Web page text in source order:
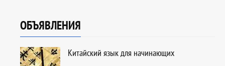
ОБЪЯВЛЕНИЯ
Китайский язык для начинающих